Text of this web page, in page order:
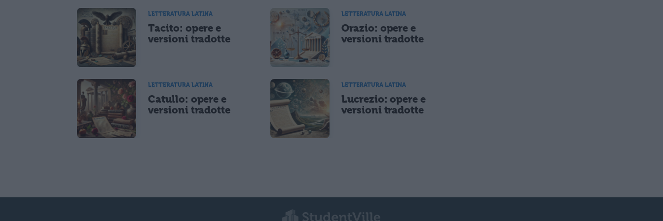
LETTERATURA LATINA
Tacito: opere e
versioni tradotte
LETTERATURA LATINA
Orazio: opere e
versioni tradotte
LETTERATURA LATINA
Catullo: opere e
versioni tradotte
LETTERATURA LATINA
Lucrezio: opere e
versioni tradotte